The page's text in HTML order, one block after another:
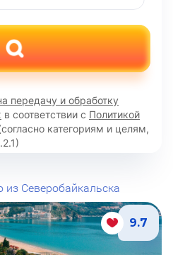
передачу и обработку
в соответствии с Политикой
категориям и целям,
Северобайкальска
9.7